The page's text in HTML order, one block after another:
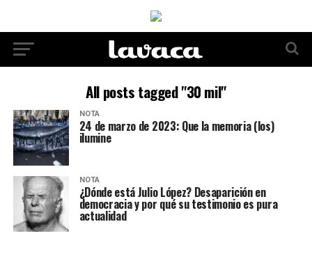
All posts tagged "30 mil"
NOTA
24 de marzo de 2023: Que la memoria (los)
ilumine
NOTA
¿Dónde está Julio López? Desaparición en
democracia y por qué su testimonio es pura
actualidad